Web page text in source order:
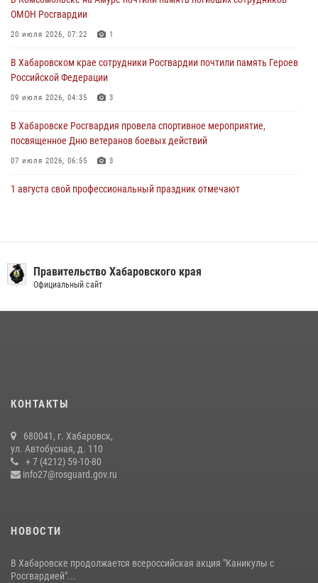
За прошедшую неделю в Хабаровском крае росгвардейцы провели
свыше 120 проверок условий хранения оружия
ОМОН Росгвардии
20 июля 2026, 07:22 1
В Хабаровском крае сотрудники Росгвардии почтили память Героев
Российской Федерации
09 июля 2026, 04:35 3
В Хабаровске Росгвардия провела спортивное мероприятие,
посвященное Дню ветеранов боевых действий
07 июля 2026, 06:55 3
1 августа свой профессиональный праздник отмечают
15 июля 2026, 00:27
13 июля 2026, 00:31
гражданам государственные услуги в сфере оборота оружия,
частной детективной и охранной деятельности
17 июля 2026, 03:45
Правительство Хабаровского края
Официальный сайт
КОНТАКТЫ
680041, г. Хабаровск,
ул. Автобусная, д. 110
+ 7 (4212) 59-10-80
info27@rosguard.gov.ru
НОВОСТИ
В Хабаровске продолжается всероссийская акция "Каникулы с
Росгвардией"...